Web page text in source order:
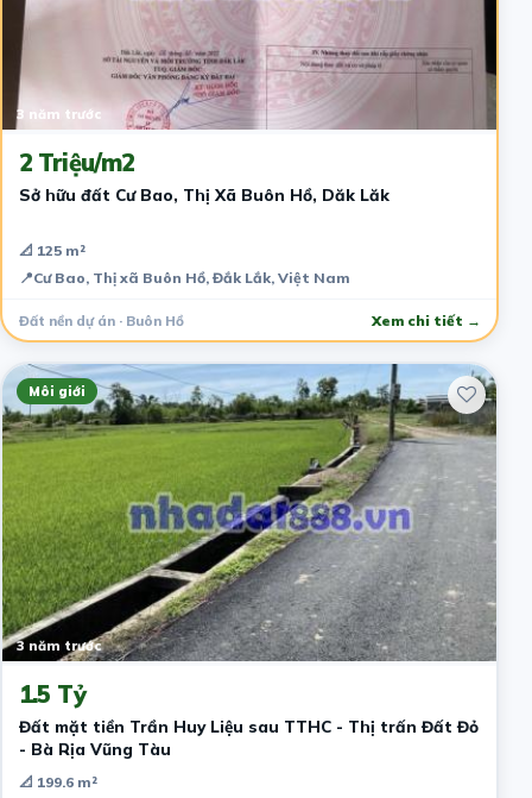
3 năm trước
2 Triệu/m2
Sở hữu đất Cư Bao, Thị Xã Buôn Hồ, Dăk Lăk
📐 125 m²
📍Cư Bao, Thị xã Buôn Hồ, Đắk Lắk, Việt Nam
Đất nền dự án · Buôn Hồ Xem chi tiết →
Môi giới
3 năm trước
1.5 Tỷ
Đất mặt tiền Trần Huy Liệu sau TTHC - Thị trấn Đất Đỏ
- Bà Rịa Vũng Tàu
📐 199.6 m²